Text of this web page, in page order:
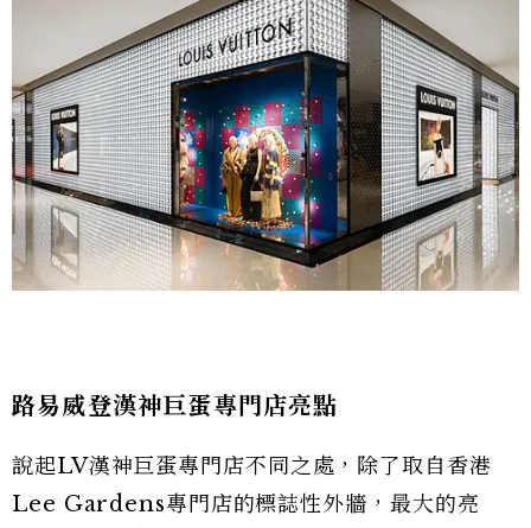
路易威登漢神巨蛋專門店亮點
說起LV漢神巨蛋專門店不同之處，除了取自香港
Lee Gardens專門店的標誌性外牆，最大的亮